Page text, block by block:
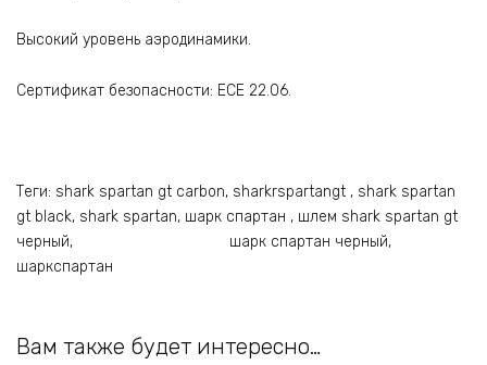
Высокий уровень аэродинамики.
Сертификат безопасности: ECE 22.06.
Теги: shark spartan gt carbon, sharkrspartangt , shark spartan
gt black, shark spartan, шарк спартан , шлем shark spartan gt
черный, шарк спартан черный,
шаркспартан
Вам также будет интересно…